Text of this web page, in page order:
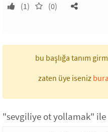
(1) (0)
bu başlığa tanım
zaten üye iseniz
"sevgiliye ot yollamak" ile